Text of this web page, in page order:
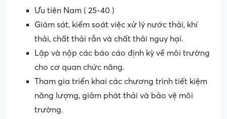
Ưu tiên Nam ( 25-40 )
Giám sát, kiểm soát việc xử lý nước thải, khí
thải, chất thải rắn và chất thải nguy hại.
Lập và nộp các báo cáo định kỳ về môi trường
cho cơ quan chức năng.
Tham gia triển khai các chương trình tiết kiệm
năng lượng, giảm phát thải và bảo vệ môi
trường.